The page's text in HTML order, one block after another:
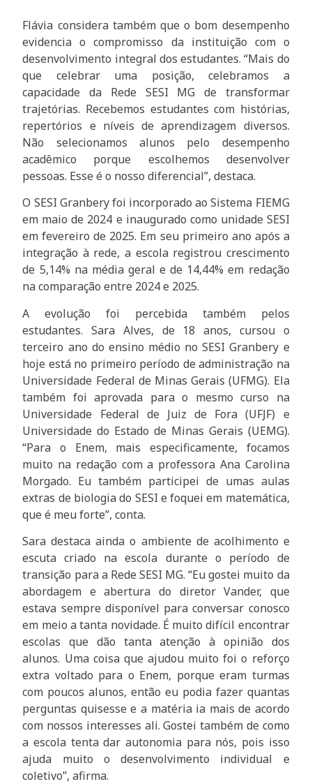
Flávia considera também que o bom desempenho
evidencia o compromisso da instituição com o
desenvolvimento integral dos estudantes. “Mais do
que celebrar uma posição, celebramos a
capacidade da Rede SESI MG de transformar
trajetórias. Recebemos estudantes com histórias,
repertórios e níveis de aprendizagem diversos.
Não selecionamos alunos pelo desempenho
acadêmico porque escolhemos desenvolver
pessoas. Esse é o nosso diferencial”, destaca.
O SESI Granbery foi incorporado ao Sistema FIEMG
em maio de 2024 e inaugurado como unidade SESI
em fevereiro de 2025. Em seu primeiro ano após a
integração à rede, a escola registrou crescimento
de 5,14% na média geral e de 14,44% em redação
na comparação entre 2024 e 2025.
A evolução foi percebida também pelos
estudantes. Sara Alves, de 18 anos, cursou o
terceiro ano do ensino médio no SESI Granbery e
hoje está no primeiro período de administração na
Universidade Federal de Minas Gerais (UFMG). Ela
também foi aprovada para o mesmo curso na
Universidade Federal de Juiz de Fora (UFJF) e
Universidade do Estado de Minas Gerais (UEMG).
“Para o Enem, mais especificamente, focamos
muito na redação com a professora Ana Carolina
Morgado. Eu também participei de umas aulas
extras de biologia do SESI e foquei em matemática,
que é meu forte”, conta.
Sara destaca ainda o ambiente de acolhimento e
escuta criado na escola durante o período de
transição para a Rede SESI MG. “Eu gostei muito da
abordagem e abertura do diretor Vander, que
estava sempre disponível para conversar conosco
em meio a tanta novidade. É muito difícil encontrar
escolas que dão tanta atenção à opinião dos
alunos. Uma coisa que ajudou muito foi o reforço
extra voltado para o Enem, porque eram turmas
com poucos alunos, então eu podia fazer quantas
perguntas quisesse e a matéria ia mais de acordo
com nossos interesses ali. Gostei também de como
a escola tenta dar autonomia para nós, pois isso
ajuda muito o desenvolvimento individual e
coletivo”, afirma.